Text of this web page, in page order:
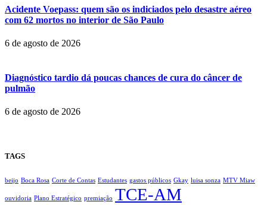
Acidente Voepass: quem são os indiciados pelo desastre aéreo
com 62 mortos no interior de São Paulo
6 de agosto de 2026
Diagnóstico tardio dá poucas chances de cura do câncer de
pulmão
6 de agosto de 2026
TAGS
beijo Boca Rosa Corte de Contas Estudantes gastos públicos Gkay luisa sonza MTV Miaw
ouvidoria Plano Estratégico premiação TCE-AM